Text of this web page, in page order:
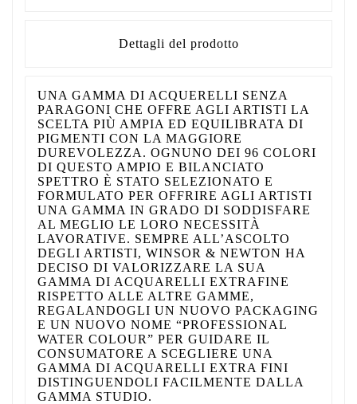
Dettagli del prodotto
UNA GAMMA DI ACQUERELLI SENZA
PARAGONI CHE OFFRE AGLI ARTISTI LA
SCELTA PIÙ AMPIA ED EQUILIBRATA DI
PIGMENTI CON LA MAGGIORE
DUREVOLEZZA. OGNUNO DEI 96 COLORI
DI QUESTO AMPIO E BILANCIATO
SPETTRO È STATO SELEZIONATO E
FORMULATO PER OFFRIRE AGLI ARTISTI
UNA GAMMA IN GRADO DI SODDISFARE
AL MEGLIO LE LORO NECESSITÀ
LAVORATIVE. SEMPRE ALL’ASCOLTO
DEGLI ARTISTI, WINSOR & NEWTON HA
DECISO DI VALORIZZARE LA SUA
GAMMA DI ACQUARELLI EXTRAFINE
RISPETTO ALLE ALTRE GAMME,
REGALANDOGLI UN NUOVO PACKAGING
E UN NUOVO NOME “PROFESSIONAL
WATER COLOUR” PER GUIDARE IL
CONSUMATORE A SCEGLIERE UNA
GAMMA DI ACQUARELLI EXTRA FINI
DISTINGUENDOLI FACILMENTE DALLA
GAMMA STUDIO.